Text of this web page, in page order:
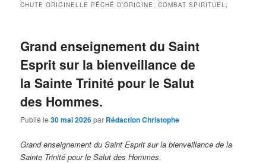
CHUTE ORIGINELLE PÉCHÉ D’ORIGINE; COMBAT SPIRITUEL;
Grand enseignement du Saint
Esprit sur la bienveillance de
la Sainte Trinité pour le Salut
des Hommes.
Publié le30 mai 2026par Rédaction Christophe
Grand enseignement du Saint Esprit sur la bienveillance de la
Sainte Trinité pour le Salut des Hommes.